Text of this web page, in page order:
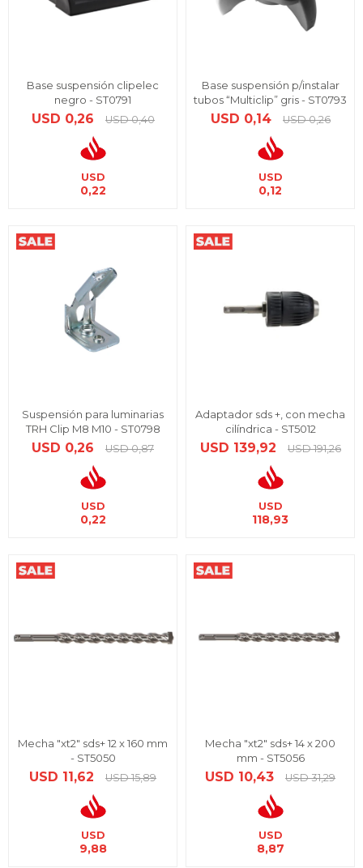
Base suspensión clipelec
negro - ST0791
USD 0,26 USD 0,40
USD
0,22
Base suspensión p/instalar
tubos “Multiclip” gris - ST0793
USD 0,14 USD 0,26
USD
0,12
Suspensión para luminarias
TRH Clip M8 M10 - ST0798
USD 0,26 USD 0,87
USD
0,22
Adaptador sds +, con mecha
cilíndrica - ST5012
USD 139,92 USD 191,26
USD
118,93
Mecha "xt2" sds+ 12 x 160 mm
- ST5050
USD 11,62 USD 15,89
USD
9,88
Mecha "xt2" sds+ 14 x 200
mm - ST5056
USD 10,43 USD 31,29
USD
8,87